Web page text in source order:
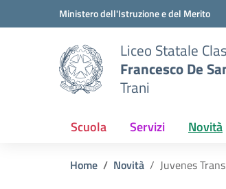
Vai ai contenuti
Vai al menu di navigazioneMinistero dell'Istruzione e del Merito
Liceo Statale
Francesco De
Trani
Scuola Servizi Novità
Home Novità Juvenes